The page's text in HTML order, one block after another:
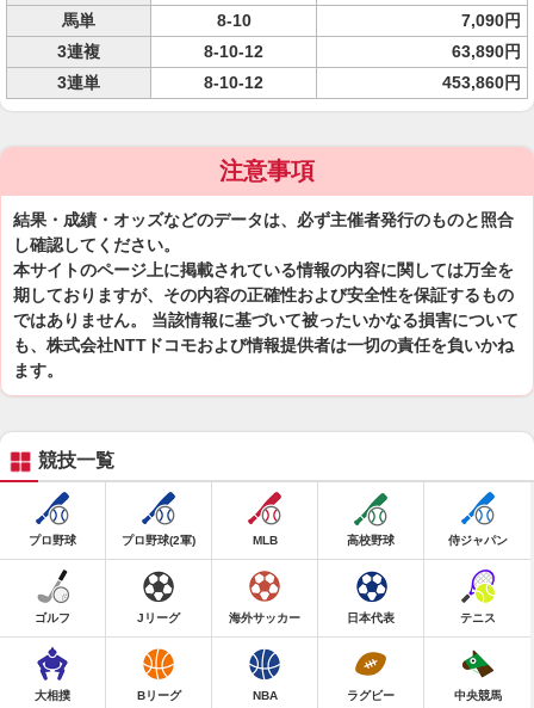
馬単
8-10
7,090円
3連複
8-10-12
63,890円
3連単
8-10-12 453,860円
注意事項
結果・成績・オッズなどのデータは、必ず主催者発行のものと照合
し確認してください。
本サイトのページ上に掲載されている情報の内容に関しては万全を
期しておりますが、その内容の正確性および安全性を保証するもの
ではありません。 当該情報に基づいて被ったいかなる損害について
も、株式会社NTTドコモおよび情報提供者は一切の責任を負いかね
ます。
競技一覧
プロ野球 プロ野球(2軍) MLB 高校野球 侍ジャパン
ゴルフ Jリーグ 海外サッカー 日本代表 テニス
大相撲 Bリーグ NBA ラグビー 中央競馬